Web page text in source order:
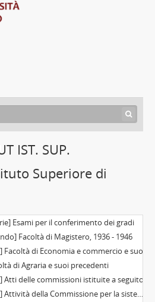
IST. SUP.
Superiore di
Facoltà di Chirurgia, 1729-1844
Facoltà di Medicina e chirurgia, 1833 - 1946
di Magistero e suoi precedenti, 1845 - 1946
Scuola superiore di Metodo, 1845 - 1862
Istituto Superiore di Magistero, 1923-03-13 - 1936
Tasse, 1932 - 1935
Esami per il conferimento dei gradi
Facoltà di Magistero, 1936 - 1946
di Economia e commercio e suoi precedenti, 1906 - 1952
di Agraria e suoi precedenti
istituite a seguito dell'incendio della Biblioteca Nazionale Universitaria di Torino, 1904-01-28 - 1926-05-03
per la sistemazione delle Biblioteche Nazionale e Civica nel palazzo del Debito pubblico, 1912-10-09 - 1913-07-17